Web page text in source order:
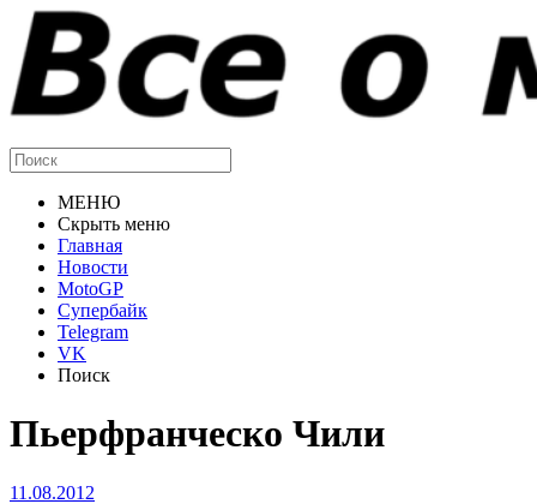
МЕНЮ
Скрыть меню
Главная
Новости
MotoGP
Супербайк
Telegram
VK
Поиск
Пьерфранческо Чили
11.08.2012